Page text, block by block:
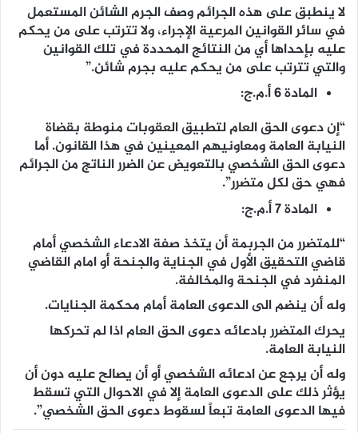
لا ينطبق على هذه الجرائم وصف الجرم الشائن المستعمل
في سائر القوانين المرعية الإجراء، ولا تترتب على من يحكم
عليه بإحداها أي من النتائج المحددة في تلك القوانين
والتي تترتب على من يحكم عليه بجرم شائن.”
المادة 6 أ.م.ج:
“إن دعوى الحق العام لتطبيق العقوبات منوطة بقضاة
النيابة العامة ومعاونيهم المعينين في هذا القانون. أما
دعوى الحق الشخصي بالتعويض عن الضرر الناتج من الجرائم
فهي حق لكل متضرر”.
المادة 7 أ.م.ج:
“للمتضرر من الجربمة أن يتخذ صفة الادعاء الشخصي أمام
قاضي التحقيق الأول في الجناية والجنحة أو امام القاضي
المنفرد في الجنحة والمخالفة.
وله أن ينضم الى الدعوى العامة أمام محكمة الجنايات.
يحرك المتضرر بادعائه دعوى الحق العام اذا لم تحركها
النيابة العامة.
وله أن يرجع عن ادعائه الشخصي أو أن يصالح عليه دون أن
يؤثر ذلك على الدعوى العامة إلا في الاحوال التي تسقط
فيها الدعوى العامة تبعاً لسقوط دعوى الحق الشخصي”.